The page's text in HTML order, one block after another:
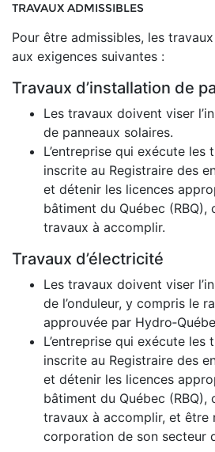
TRAVAUX ADMISSIBLES
Pour être admissibles, les
aux exigences suivantes :
Travaux d’installation de
Les travaux doivent viser
de panneaux solaires.
L’entreprise qui exécute
inscrite au Registraire des
et détenir les licences
bâtiment du Québec (RBQ),
travaux à accomplir.
Travaux d’électricité
Les travaux doivent viser
de l’onduleur, y compris le
approuvée par
L’entreprise qui exécute
inscrite au Registraire des
et détenir les licences
bâtiment du Québec (RBQ),
travaux à accomplir, et être
corporation de son secteur